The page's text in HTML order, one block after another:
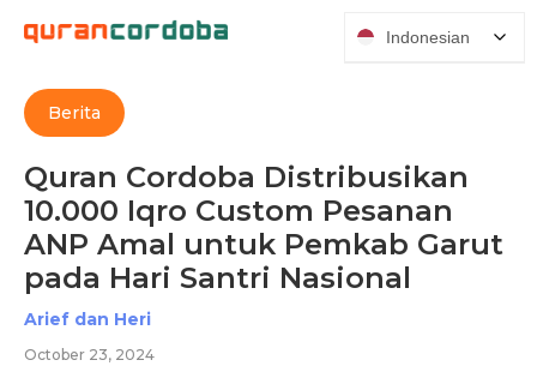
Berita
Quran Cordoba Distribusikan
10.000 Iqro Custom Pesanan
ANP Amal untuk Pemkab Garut
pada Hari Santri Nasional
Arief dan Heri
October 23, 2024
Indonesian